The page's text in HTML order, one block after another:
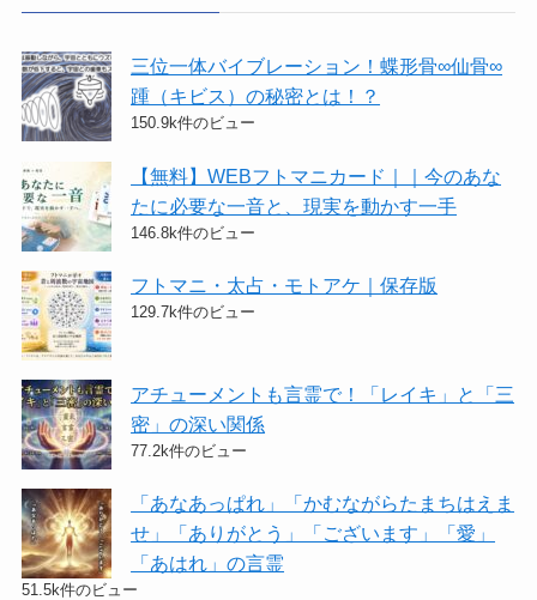
三位一体バイブレーション！蝶形骨∞仙骨∞
踵（キビス）の秘密とは！？
150.9k件のビュー
【無料】WEBフトマニカード｜｜今のあな
たに必要な一音と、現実を動かす一手
146.8k件のビュー
フトマニ・太占・モトアケ｜保存版
129.7k件のビュー
アチューメントも言霊で！「レイキ」と「三
密」の深い関係
77.2k件のビュー
「あなあっぱれ」「かむながらたまちはえま
せ」「ありがとう」「ございます」「愛」
「あはれ」の言霊
51.5k件のビュー